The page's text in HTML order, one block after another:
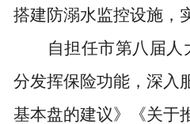
搭建防溺水监控设施，
自担任市第八届
分发挥保险功能，深入
基本盘的建议》《关于